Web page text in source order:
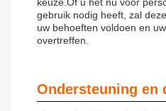
keuze.Of u het nu voor
gebruik nodig heeft, zal
uw behoeften voldoen en
overtreffen.
Ondersteuning en